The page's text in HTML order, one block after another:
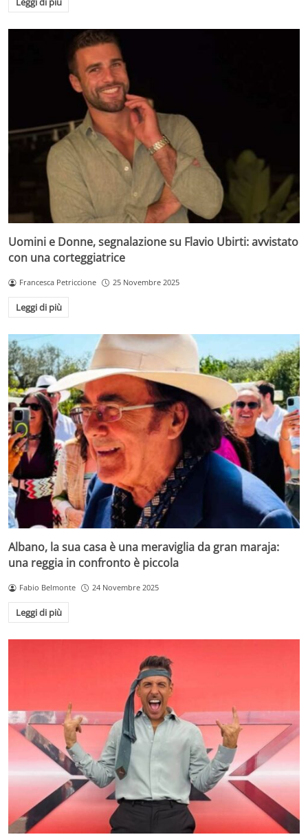
Uomini e Donne, segnalazione su Flavio Ubirti: avvistato
con una corteggiatrice
Francesca Petriccione 25 Novembre 2025
Leggi di più
Albano, la sua casa è una meraviglia da gran maraja:
una reggia in confronto è piccola
Fabio Belmonte 24 Novembre 2025
Leggi di più